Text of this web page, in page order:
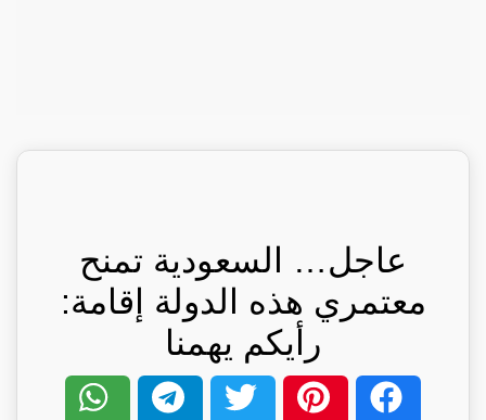
عاجل… السعودية تمنح
معتمري هذه الدولة إقامة:
رأيكم يهمنا